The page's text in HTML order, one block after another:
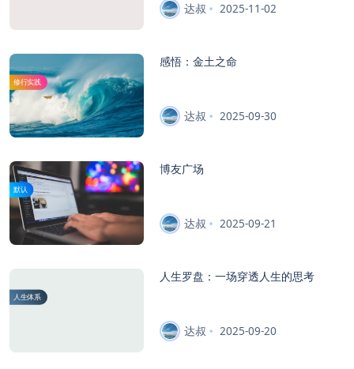
达叔 2025-11-02
修行实践
感悟：金土之命
达叔 2025-09-30
默认
博友广场
达叔 2025-09-21
人生体系
人生罗盘：一场穿透人生的思考
达叔 2025-09-20